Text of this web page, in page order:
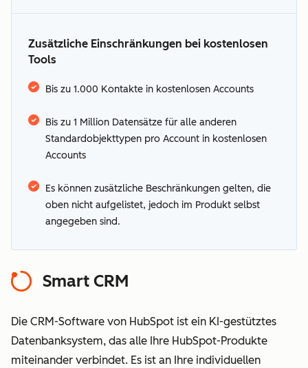
Sie mehr über die von
HubSpot unterstützten
Sprachen
zusätzliche Bedingungen
Zusätzliche Einschränkungen bei kostenlosen
Tools
Bis zu 1.000 Kontakte in kostenlosen Accounts
Bis zu 1 Million Datensätze für alle anderen
Standardobjekttypen pro Account in kostenlosen
Accounts
Es können zusätzliche Beschränkungen gelten, die
oben nicht aufgelistet, jedoch im Produkt selbst
angegeben sind.
Smart CRM
Die CRM-Software von HubSpot ist ein KI-gestütztes
Datenbanksystem, das alle Ihre HubSpot-Produkte
miteinander verbindet. Es ist an Ihre individuellen